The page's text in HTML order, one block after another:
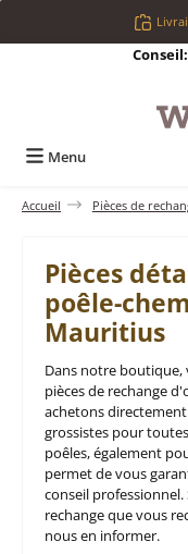
Passer au contenu
Conseil:
Menu
Accueil Pièces de
Pièces
poêle-
Mauritius
Dans notre
pièces de rechange
achetons
grossistes pour
poêles, également
permet de vous
conseil professionnel.
rechange que vous
nous en informer.